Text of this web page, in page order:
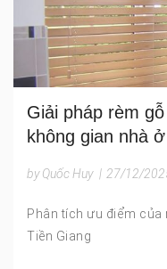
Giải pháp rèm
không gian nhà
by Quốc Huy | 27/12/
Phân tích ưu điểm
Tiền Giang